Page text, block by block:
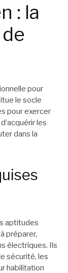
: la
pour
le socle
pour exercer
les
dans la
aptitudes
préparer,
électriques. Ils
sécurité, les
habilitation